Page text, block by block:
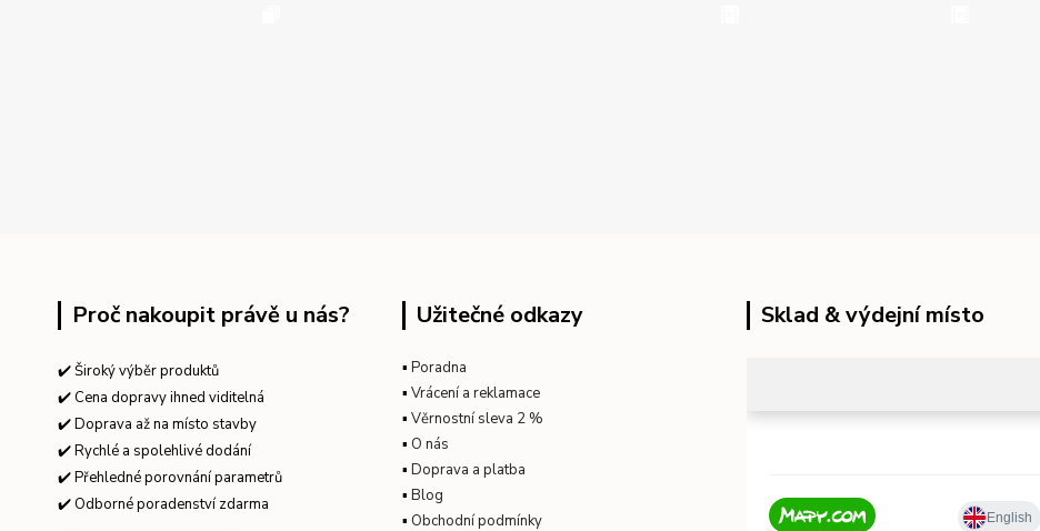
Proč nakoupit právě u nás?
✔️ Široký výběr produktů
✔️ Cena dopravy ihned viditelná
✔️ Doprava až na místo stavby
✔️ Rychlé a spolehlivé dodání
✔️ Přehledné porovnání parametrů
✔️ Odborné poradenství zdarma
Užitečné odkazy
▪ Poradna
▪ Vrácení a reklamace
▪ Věrnostní sleva 2 %
▪ O nás
▪ Doprava a platba
▪ Blog
▪ Obchodní podmínky
Sklad & výdejní místo